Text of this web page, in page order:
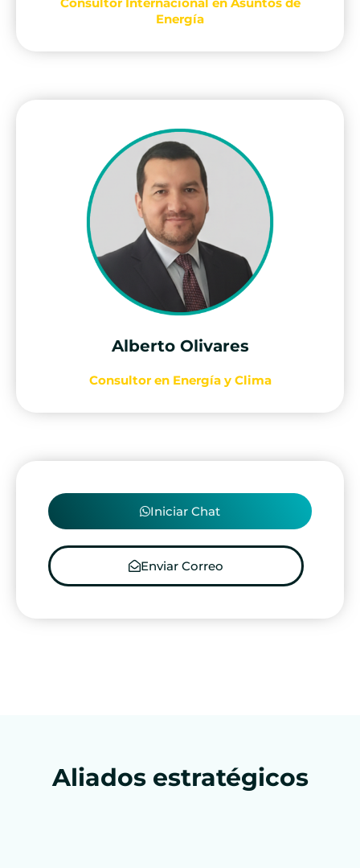
Energía
Alberto Olivares
Consultor en Energía y Clima
Iniciar Chat
Enviar Correo
Aliados estratégicos